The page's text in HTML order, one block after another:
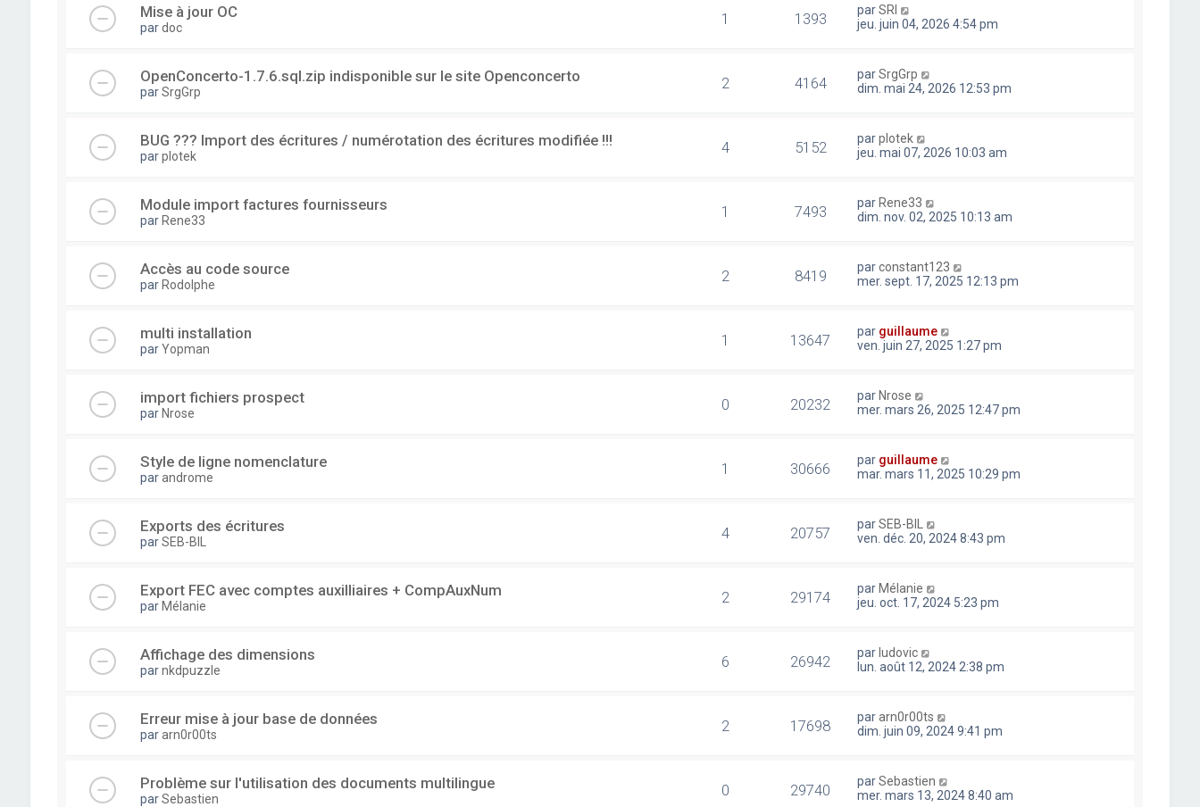
Mise à jour OC
pardoc 1 1393 parSRI
jeu. juin 04, 2026 4:54 pm
OpenConcerto-1.7.6.sql.zip indisponible sur le site Openconcerto
parSrgGrp 2 4164 parSrgGrp
dim. mai 24, 2026 12:53 pm
BUG ??? Import des écritures / numérotation des écritures modifiée !!!
parplotek 4 5152 parplotek
jeu. mai 07, 2026 10:03 am
Module import factures fournisseurs
par Rene33 1 7493 par Rene33
dim. nov. 02, 2025 10:13 am
Accès au code source
par Rodolphe 2 8419 parconstant123
mer. sept. 17, 2025 12:13 pm
multi installation
parYopman 1 13647 par guillaume
ven. juin 27, 2025 1:27 pm
import fichiers prospect
par Nrose 0 20232 par Nrose
mer. mars 26, 2025 12:47 pm
Style de ligne nomenclature
parandrome 1 30666 par guillaume
mar. mars 11, 2025 10:29 pm
Exports des écritures
parSEB-BIL 4 20757 parSEB-BIL
ven. déc. 20, 2024 8:43 pm
Export FEC avec comptes auxilliaires + CompAuxNum
par Mélanie 2 29174 par Mélanie
jeu. oct. 17, 2024 5:23 pm
Affichage des dimensions
parnkdpuzzle 6 26942 par ludovic
lun. août 12, 2024 2:38 pm
Erreur mise à jour base de données
pararn0r00ts 2 17698 pararn0r00ts
dim. juin 09, 2024 9:41 pm
Problème sur l'utilisation des documents multilingue
parSebastien 0 29740 parSebastien
mer. mars 13, 2024 8:40 am